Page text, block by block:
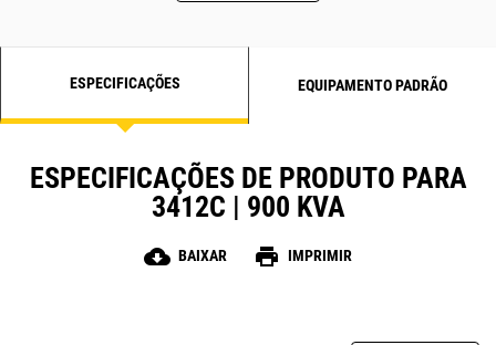
ESPECIFICAÇÕES EQUIPAMENTO PADRÃO
ESPECIFICAÇÕES DE PRODUTO PARA
3412C | 900 KVA
cloud_download BAIXAR print IMPRIMIR